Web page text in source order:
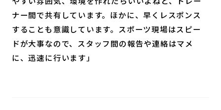
ナー間で共有しています。ほかに、早くレスポンス
することも意識しています。スポーツ現場はスピー
ドが大事なので、スタッフ間の報告や連絡はマメ
に、迅速に行います」